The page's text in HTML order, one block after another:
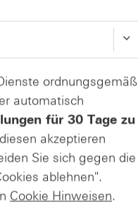
ordnungsgemäß
automatisch
für 30 Tage zu
akzeptieren
Sie sich gegen die
ablehnen".
Cookie Hinweisen.